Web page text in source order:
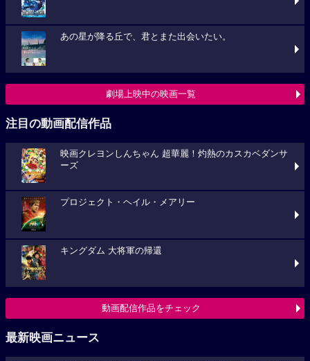
あの星が降る丘で、君とまた出会いたい。
劇場上映中の映画一覧
注目の動画配信作品
映画クレヨンしんちゃん 超華麗！灼熱のカスカベダンサ
ーズ
プロジェクト・ヘイル・メアリー
キングダム 大将軍の帰還
動画配信作品をチェック
最新映画ニュース